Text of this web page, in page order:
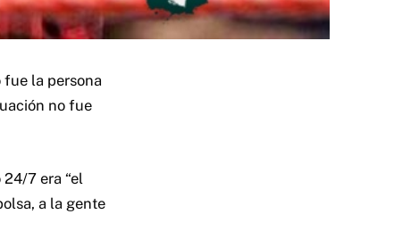
fue la persona
no fue
7 era “el
a la gente